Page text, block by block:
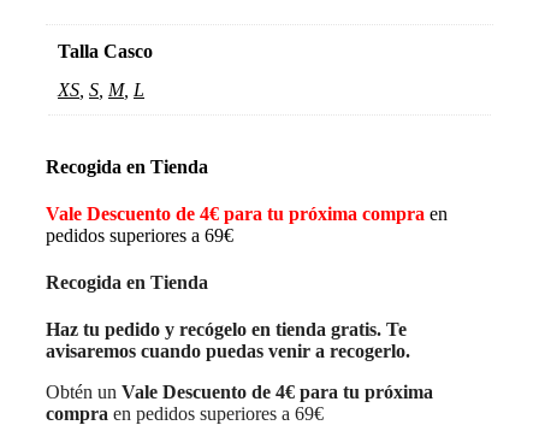
Talla Casco
XS S M, L
Recogida en Tienda
Vale Descuento de 4€ para tu próxima compra en
pedidos superiores a 69€
Recogida en Tienda
Haz tu pedido y recógelo en tienda gratis. Te
avisaremos cuando puedas venir a recogerlo.
Obtén un Vale Descuento de 4€ para tu próxima
compra en pedidos superiores a 69€